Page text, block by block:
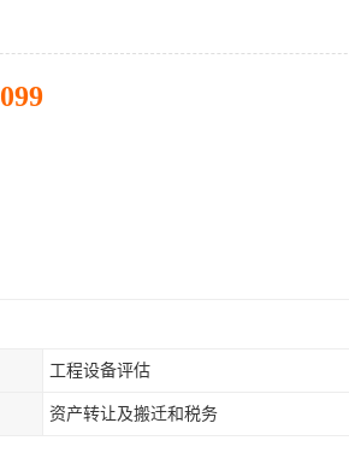
工程设备评估
资产转让及搬迁和税务